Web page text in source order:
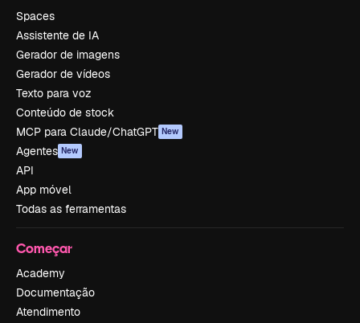
Spaces
Assistente de IA
Gerador de imagens
Gerador de vídeos
Texto para voz
Conteúdo de stock
MCP para Claude/ChatGPT New
Agentes New
API
App móvel
Todas as ferramentas
Começar
Academy
Documentação
Atendimento